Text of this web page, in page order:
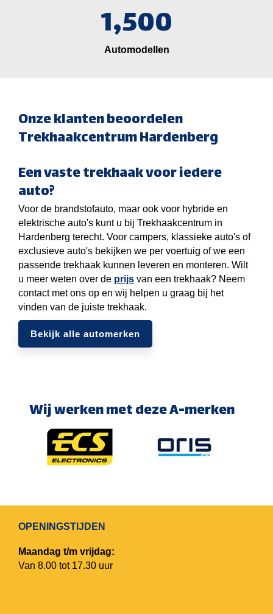
1,500
Automodellen
Onze klanten beoordelen
Trekhaakcentrum Hardenberg
Een vaste trekhaak voor iedere
auto?
Voor de brandstofauto, maar ook voor hybride en
elektrische auto's kunt u bij Trekhaakcentrum in
Hardenberg terecht. Voor campers, klassieke auto's of
exclusieve auto's bekijken we per voertuig of we een
passende trekhaak kunnen leveren en monteren. Wilt
u meer weten over de prijs van een trekhaak? Neem
contact met ons op en wij helpen u graag bij het
vinden van de juiste trekhaak.
Bekijk alle automerken
Wij werken met deze A-merken
OPENINGSTIJDEN
Maandag t/m vrijdag:
Van 8.00 tot 17.30 uur